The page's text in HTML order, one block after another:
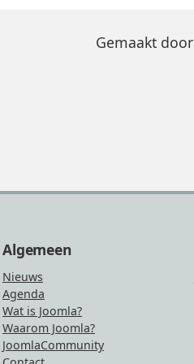
Gemaakt door
Algemeen
Nieuws
Agenda
Wat is Joomla?
Waarom Joomla?
JoomlaCommunity